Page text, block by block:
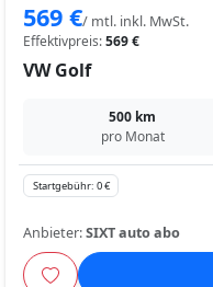
569 €/ mtl. inkl. MwSt.
Effektivpreis:569 €
VW Golf
500 km
pro Monat
Startgebühr: 0 €
Anbieter:SIXT auto abo